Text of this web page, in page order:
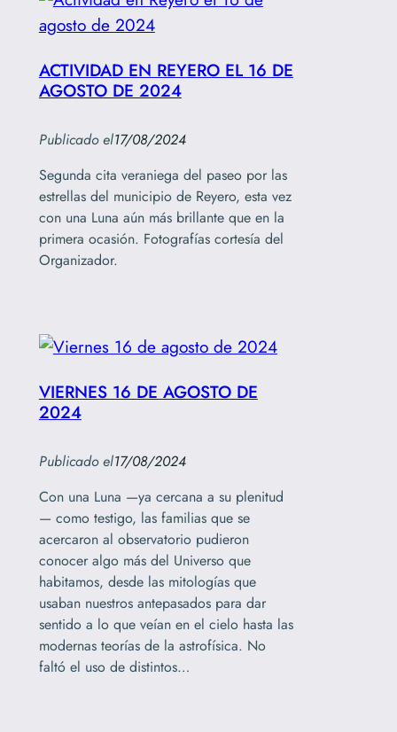
ACTIVIDAD EN REYERO EL 16 DE
AGOSTO DE 2024
Publicado el17/08/2024
Segunda cita veraniega del paseo por las
estrellas del municipio de Reyero, esta vez
con una Luna aún más brillante que en la
primera ocasión. Fotografías cortesía del
Organizador.
VIERNES 16 DE AGOSTO DE
2024
Publicado el17/08/2024
Con una Luna —ya cercana a su plenitud
— como testigo, las familias que se
acercaron al observatorio pudieron
conocer algo más del Universo que
habitamos, desde las mitologías que
usaban nuestros antepasados para dar
sentido a lo que veían en el cielo hasta las
modernas teorías de la astrofísica. No
faltó el uso de distintos…